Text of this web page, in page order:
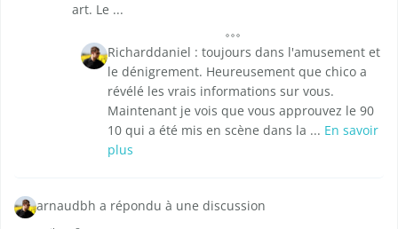
art. Le ...
Richarddaniel : toujours dans l'amusement et
le dénigrement. Heureusement que chico a
révélé les vrais informations sur vous.
Maintenant je vois que vous approuvez le 90
10 qui a été mis en scène dans la ... En savoir
plus
arnaudbh a répondu à une discussion